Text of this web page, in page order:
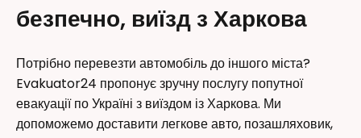
безпечно, виїзд з Харкова
Потрібно перевезти автомобіль до іншого міста?
Evakuator24 пропонує зручну послугу попутної
евакуації по Україні з виїздом із Харкова. Ми
допоможемо доставити легкове авто, позашляховик,